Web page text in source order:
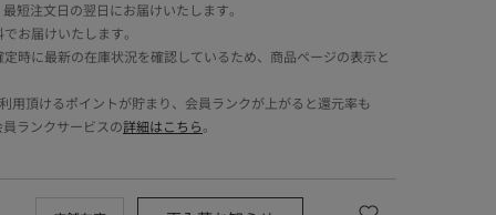
短注文日の翌日にお届けいたします。
お届けいたします。
時に最新の在庫状況を確認しているため、商品ページの表示と
用頂けるポイントが貯まり、会員ランクが上がると還元率も
ランクサービスの詳細はこちら。